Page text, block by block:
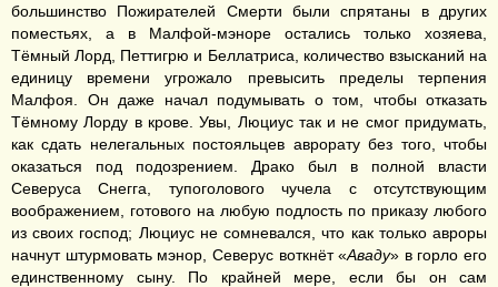
большинство Пожирателей Смерти были спрятаны в других
поместьях, а в Малфой-мэноре остались только хозяева,
Тёмный Лорд, Петтигрю и Беллатриса, количество взысканий на
единицу времени угрожало превысить пределы терпения
Малфоя. Он даже начал подумывать о том, чтобы отказать
Тёмному Лорду в крове. Увы, Люциус так и не смог придумать,
как сдать нелегальных постояльцев аврорату без того, чтобы
оказаться под подозрением. Драко был в полной власти
Северуса Снегга, тупоголового чучела с отсутствующим
воображением, готового на любую подлость по приказу любого
из своих господ; Люциус не сомневался, что как только авроры
начнут штурмовать мэнор, Северус воткнёт «Аваду» в горло его
единственному сыну. По крайней мере, если бы он сам